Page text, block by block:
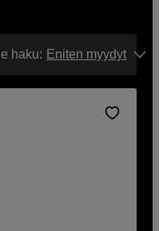
haku: Eniten myydyt